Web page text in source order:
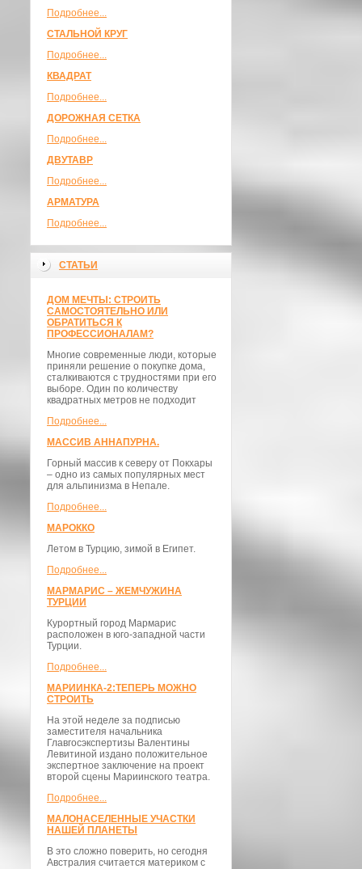
Подробнее...
СТАЛЬНОЙ КРУГ
Подробнее...
КВАДРАТ
Подробнее...
ДОРОЖНАЯ СЕТКА
Подробнее...
ДВУТАВР
Подробнее...
АРМАТУРА
Подробнее...
СТАТЬИ
ДОМ МЕЧТЫ: СТРОИТЬ
САМОСТОЯТЕЛЬНО ИЛИ
ОБРАТИТЬСЯ К
ПРОФЕССИОНАЛАМ?
Многие современные люди, которые
приняли решение о покупке дома,
сталкиваются с трудностями при его
выборе. Один по количеству
квадратных метров не подходит
Подробнее...
МАССИВ АННАПУРНА.
Горный массив к северу от Покхары
– одно из самых популярных мест
для альпинизма в Непале.
Подробнее...
МАРОККО
Летом в Турцию, зимой в Египет.
Подробнее...
МАРМАРИС – ЖЕМЧУЖИНА
ТУРЦИИ
Курортный город Мармарис
расположен в юго-западной части
Турции.
Подробнее...
МАРИИНКА-2:ТЕПЕРЬ МОЖНО
СТРОИТЬ
На этой неделе за подписью
заместителя начальника
Главгосэкспертизы Валентины
Левитиной издано положительное
экспертное заключение на проект
второй сцены Мариинского театра.
Подробнее...
МАЛОНАСЕЛЕННЫЕ УЧАСТКИ
НАШЕЙ ПЛАНЕТЫ
В это сложно поверить, но сегодня
Австралия считается материком с